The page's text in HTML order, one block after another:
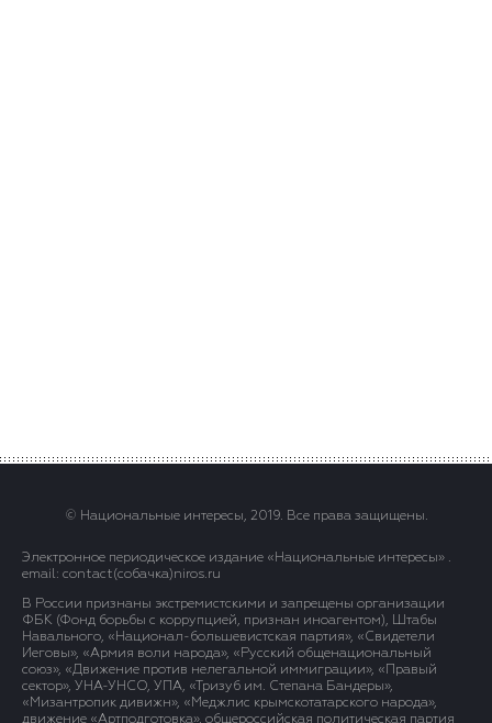
© Национальные интересы, 2019. Все права защищены.
Электронное периодическое издание «Национальные интересы» .
email: contact(сoбaчка)niros.ru
В России признаны экстремистскими и запрещены организации
ФБК (Фонд борьбы с коррупцией, признан иноагентом), Штабы
Навального, «Национал-большевистская партия», «Свидетели
Иеговы», «Армия воли народа», «Русский общенациональный
союз», «Движение против нелегальной иммиграции», «Правый
сектор», УНА-УНСО, УПА, «Тризуб им. Степана Бандеры»,
«Мизантропик дивижн», «Меджлис крымскотатарского народа»,
движение «Артподготовка», общероссийская политическая партия